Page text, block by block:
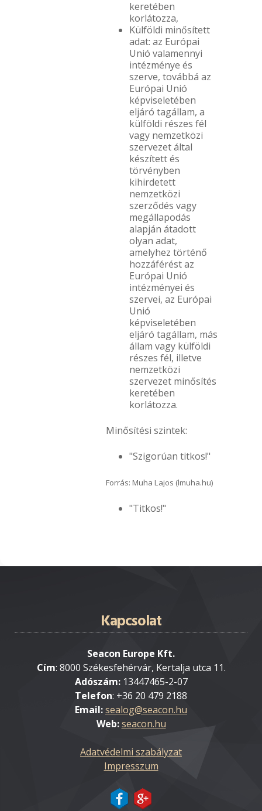
keretében
korlátozza,
Külföldi minősített
adat: az Európai
Unió valamennyi
intézménye és
szerve, továbbá az
Európai Unió
képviseletében
eljáró tagállam, a
külföldi részes fél
vagy nemzetközi
szervezet által
készített és
törvényben
kihirdetett
nemzetközi
szerződés vagy
megállapodás
alapján átadott
olyan adat,
amelyhez történő
hozzáférést az
Európai Unió
intézményei és
szervei, az Európai
Unió
képviseletében
eljáró tagállam, más
állam vagy külföldi
részes fél, illetve
nemzetközi
szervezet minősítés
keretében
korlátozza.
Minősítési szintek:
"Szigorúan titkos!"
Forrás: Muha Lajos (lmuha.hu)
"Titkos!"
Kapcsolat
Seacon Europe Kft.
Cím: 8000 Székesfehérvár, Kertalja utca 11.
Adószám: 13447465-2-07
Telefon: +36 20 479 2188
Email:
Web:seacon.hu
Adatvédelmi szabályzat
Impresszum